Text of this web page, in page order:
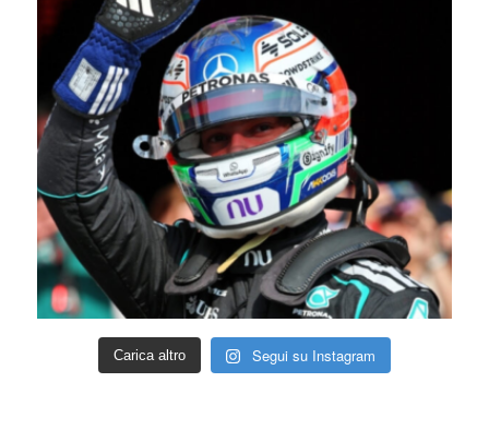
Carica altro Segui su Instagram